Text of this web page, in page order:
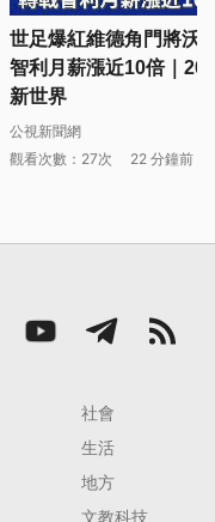
世足爆紅維德角門將沃
智利月薪漲近10倍｜
新世界
公視新聞網
觀看次數：27次
22 分鐘前
社會
生活
地方
文教科技